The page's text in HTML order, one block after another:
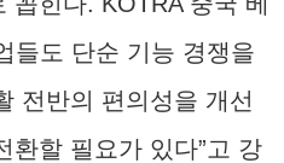
들도 단순 기능 경쟁을
전반의 편의성을 개선
환할 필요가 있다”고 강